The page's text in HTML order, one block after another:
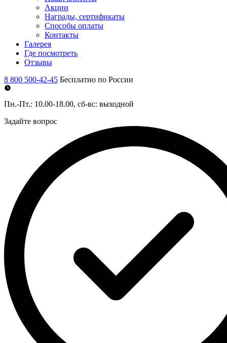
Акции
Награды, сертификаты
Способы оплаты
Контакты
Галерея
Где посмотреть
Отзывы
8 800 500-42-45 Бесплатно по России
Пн.-Пт.: 10.00-18.00, сб-вс: выходной
Задайте вопрос